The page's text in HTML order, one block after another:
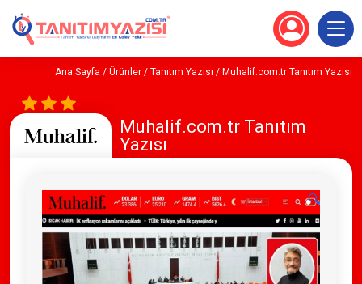
Ana Sayfa / Ürünler / Tanıtım Yazısı / Muhalif.com.tr Tanıtım Yazısı
Muhalif.com.tr Tanıtım
Yazısı
🔍